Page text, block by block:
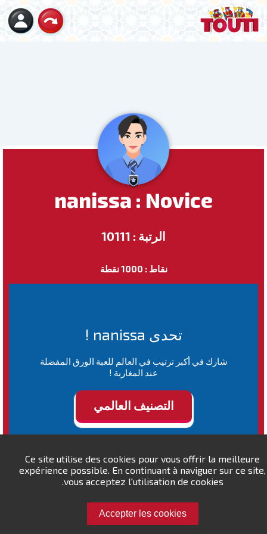
Ce site utilise des cookies pour vous offrir la meilleure
expérience possible. En continuant à naviguer sur ce site,
vous acceptez l'utilisation de cookies.
Accepter les cookies
nanissa : Novice
الرتبة : 10111
نقاط : 1000 نقطة
تحدى nanissa !
شارك في أكبر ترتيب في العالم للعبة الورق المفضلة
عند المغاربة !
التصنيف العالمي